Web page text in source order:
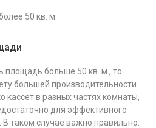
50 кв. м.
площадь больше 50 кв. м., то
большей производительности.
кассет в разных частях комнаты,
для эффективного
таком случае важно правильно: